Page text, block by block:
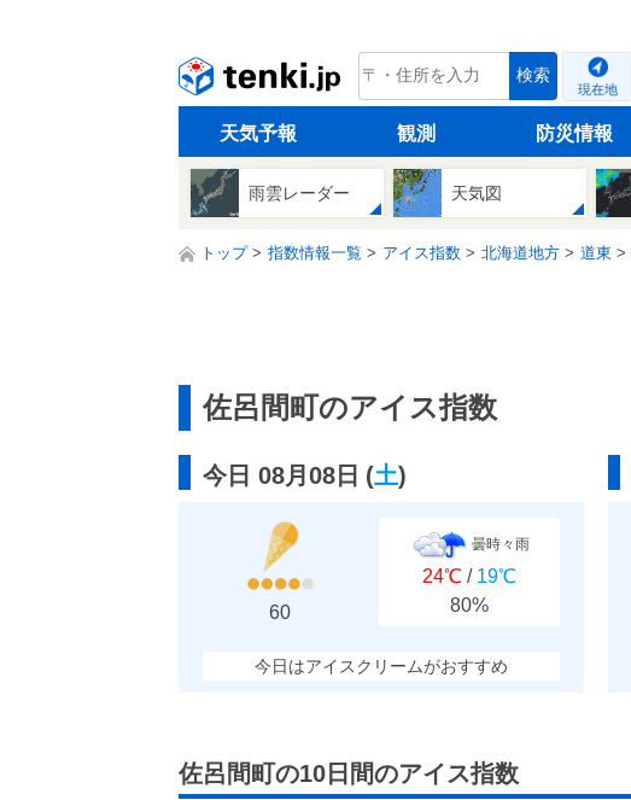
tenki.jp 検索
現在地
天気予報 観測 防災情報
雨雲レーダー 天気図
トップ 指数情報一覧 アイス指数 北海道地方 道東
佐呂間町のアイス指数
今日 08月08日 (土)
60
曇時々雨
24℃ / 19℃
80%
今日はアイスクリームがおすすめ
佐呂間町の10日間のアイス指数